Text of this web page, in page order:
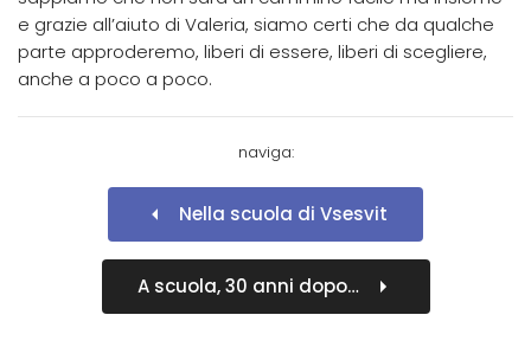
e grazie all’aiuto di Valeria, siamo certi che da qualche
parte approderemo, liberi di essere, liberi di scegliere,
anche a poco a poco.
naviga:
Nella scuola di Vsesvit
A scuola, 30 anni dopo…